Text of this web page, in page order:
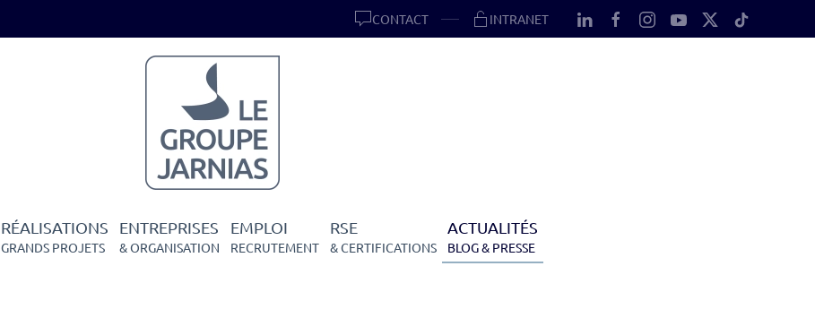
CONTACT INTRANET
RÉALISATIONS
GRANDS PROJETS
ENTREPRISES
& ORGANISATION
EMPLOI
RECRUTEMENT
RSE
& CERTIFICATIONS
ACTUALITÉS
BLOG & PRESSE